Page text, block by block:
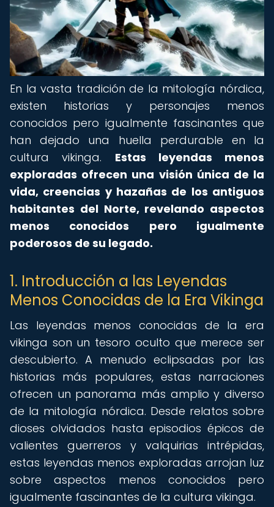
En la vasta tradición de la mitología nórdica,
existen historias y personajes menos
conocidos pero igualmente fascinantes que
han dejado una huella perdurable en la
cultura vikinga. Estas leyendas menos
exploradas ofrecen una visión única de la
vida, creencias y hazañas de los antiguos
habitantes del Norte, revelando aspectos
menos conocidos pero igualmente
poderosos de su legado.
1. Introducción a las Leyendas
Menos Conocidas de la Era Vikinga
Las leyendas menos conocidas de la era
vikinga son un tesoro oculto que merece ser
descubierto. A menudo eclipsadas por las
historias más populares, estas narraciones
ofrecen un panorama más amplio y diverso
de la mitología nórdica. Desde relatos sobre
dioses olvidados hasta episodios épicos de
valientes guerreros y valquirias intrépidas,
estas leyendas menos exploradas arrojan luz
sobre aspectos menos conocidos pero
igualmente fascinantes de la cultura vikinga.